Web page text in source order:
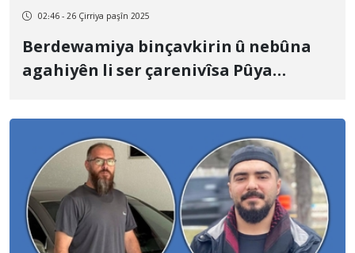
02:46 - 26 Çirriya paşîn 2025
Berdewamiya binçavkirin û nebûna
agahiyên li ser çarenivîsa Pûya
Sine